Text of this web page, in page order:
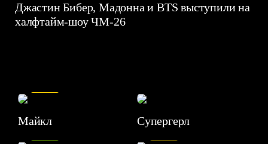
Джастин Бибер, Мадонна и BTS выступили на
халфтайм-шоу ЧМ-26
Майкл Супергерл
8.2 7.1